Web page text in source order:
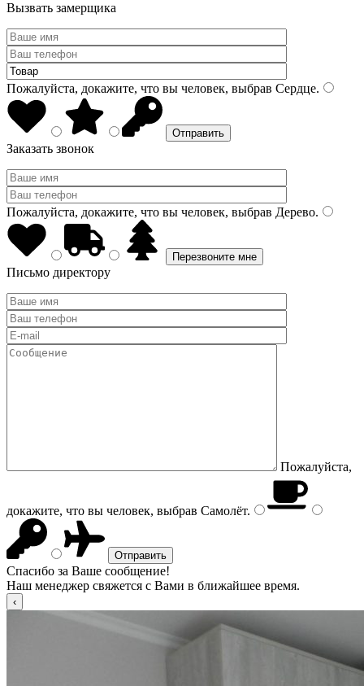
Вызвать замерщика
Пожалуйста, докажите, что вы человек, выбрав Сердце.
Заказать звонок
Пожалуйста, докажите, что вы человек, выбрав Дерево.
Письмо директору
Пожалуйста,
докажите, что вы человек, выбрав Самолёт.
Спасибо за Ваше сообщение!
Наш менеджер свяжется с Вами в ближайшее время.